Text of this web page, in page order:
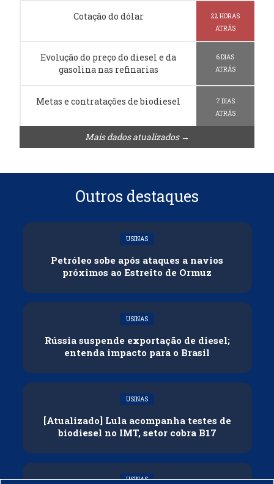
Cotação do dólar
22 HORAS
ATRÁS
Evolução do preço do diesel e da
gasolina nas refinarias
6 DIAS
ATRÁS
Metas e contratações de biodiesel
7 DIAS
ATRÁS
Mais dados atualizados →
Outros destaques
USINAS
Petróleo sobe após ataques a navios
próximos ao Estreito de Ormuz
USINAS
Rússia suspende exportação de diesel;
entenda impacto para o Brasil
USINAS
[Atualizado] Lula acompanha testes de
biodiesel no IMT, setor cobra B17
USINAS